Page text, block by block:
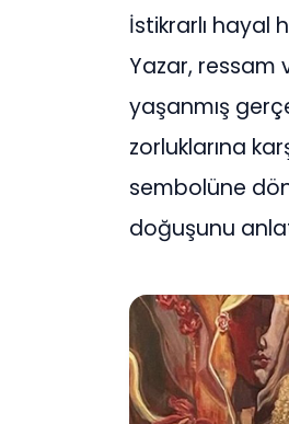
İstikrarlı hayal
Yazar, ressam
yaşanmış
zorluklarına
sembolüne
doğuşunu